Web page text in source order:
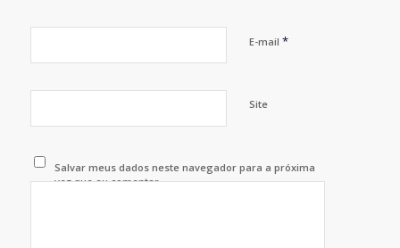
E-mail *
Site
Salvar meus dados neste navegador para a próxima
vez que eu comentar.